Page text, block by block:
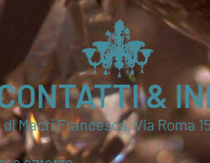
&
Macrì Francesca, Via Roma